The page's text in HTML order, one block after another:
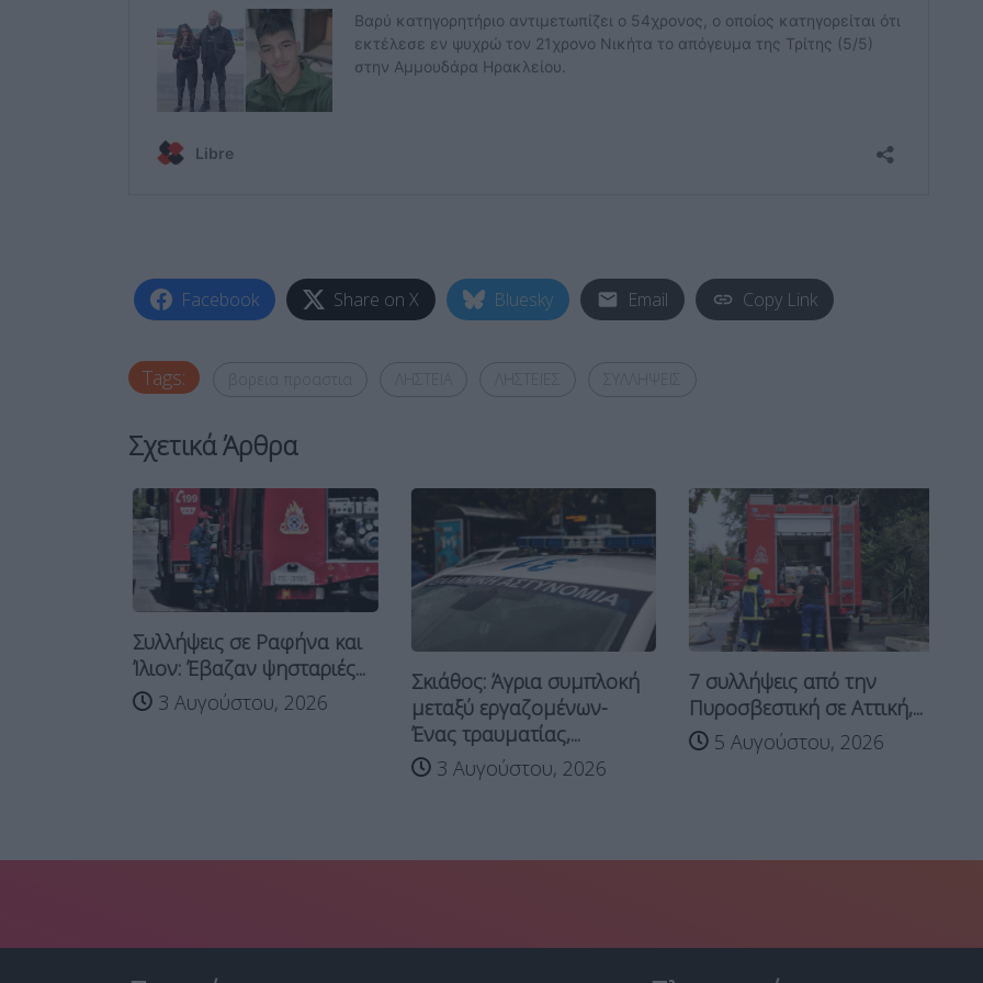
Facebook Share on X Bluesky Email Copy Link
Tags:
Σχετικά Άρθρα
Συλλήψεις σε Ραφήνα και
Ίλιον: Έβαζαν ψησταριές...
3 Αυγούστου, 2026
Σκιάθος: Άγρια συμπλοκή
μεταξύ εργαζομένων-
Ένας τραυματίας,...
3 Αυγούστου, 2026
7 συλλήψεις από την
Πυροσβεστική σε Αττική,...
5 Αυγούστου, 2026